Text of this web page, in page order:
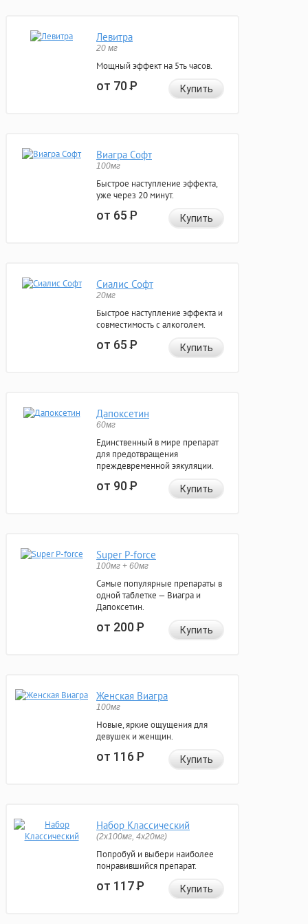
Левитра
20 мг
Мощный эффект на 5ть часов.
от 70Р Купить
Виагра Софт
100мг
Быстрое наступление эффекта,
уже через 20 минут.
от 65Р Купить
Сиалис Софт
20мг
Быстрое наступление эффекта и
совместимость с алкоголем.
от 65Р Купить
Дапоксетин
60мг
Единственный в мире препарат
для предотвращения
преждевременной эякуляции.
от 90Р Купить
Super P-force
100мг + 60мг
Самые популярные препараты в
одной таблетке — Виагра и
Дапоксетин.
от 200Р Купить
Женская Виагра
100мг
Новые, яркие ощущения для
девушек и женщин.
от 116Р Купить
Набор Классический
(2x100мг, 4x20мг)
Попробуй и выбери наиболее
понравившийся препарат.
от 117Р Купить